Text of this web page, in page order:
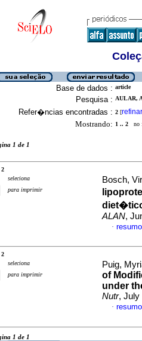
Base de dados : article
Pesquisa : AULAR,
Refer�ncias encontradas : 2 [refinar
Mostrando: 1 .. 2 no
1 de 1
2
seleciona
para imprimir
Bosch,
ALAN,
·
2
seleciona
para imprimir
Puig,
of
under
Nutr, July
·
1 de 1